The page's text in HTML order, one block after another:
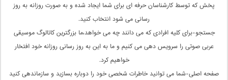
پخش که توسط کارشناسان حرفه ای برای شما ایجاد شده و به صورت روزانه به روز
رسانی می شود انتخاب کنید.
جستجو-برای کلیه افرادی که می دانند چه می خواهد،ما بزرگترین کاتالوگ موسیقی
عربی صوتی را سرویس دهی می کنیم و ما به این به روز رسانی روزانه خود افتخار
خواهیم کرد.
صفحه اصلی-شما می توانید خاطرات شخصی خود را دوباره بسازید و سازماندهی کنید